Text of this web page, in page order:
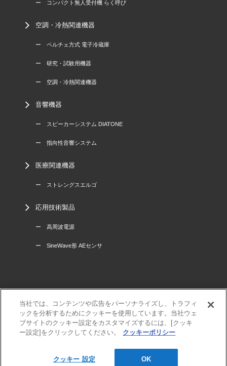
ー コンパクト無人受付機 らく呼び
空調・冷熱関連機器
ー ペルチェ方式 電子冷蔵庫
ー 研究・試験用機器
ー 空調・冷熱関連機器
音響機器
ー スピーカーシステム DIATONE
ー 指向性音響システム
医療関連機器
ー ストレングスエルゴ
応用技術製品
ー 高周波電源
ー SineWave形 AEセンサ
三菱電機
利用規程
個人情報保護方針
© MITSUBISHI ELECTRIC ENGINEERING Co., Ltd.
当社では、コンテンツや広告をパーソナライズし、トラフィ
ックを分析するためにクッキーを使用しています。当社ウェ
ブサイトのクッキー設定をカスタマイズするには、[クッキ
ー設定]をクリックしてください。
クッキーポリシー
クッキー 設定 OK